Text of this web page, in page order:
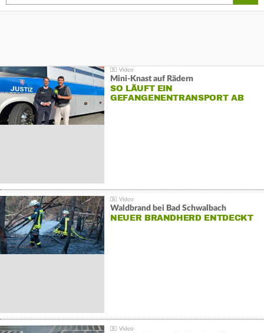
Mini-Knast auf Rädern
SO LÄUFT EIN
GEFANGENENTRANSPORT AB
Waldbrand bei Bad Schwalbach
NEUER BRANDHERD ENTDECKT